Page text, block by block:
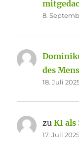
8.
des
18. Juli
zuKI als
17. Juli 2025